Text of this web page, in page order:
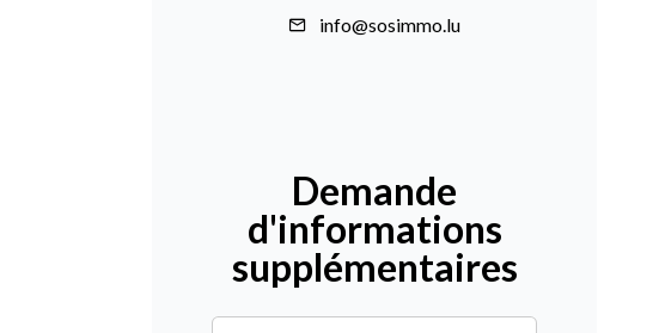
info@sosimmo.lu
Demande
d'informations
supplémentaires